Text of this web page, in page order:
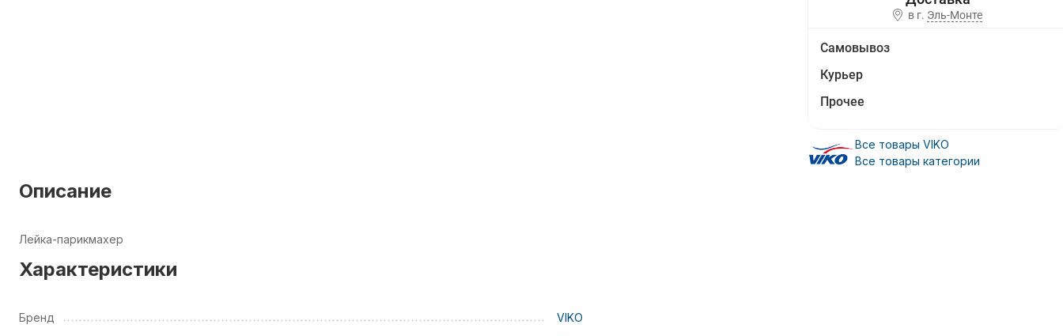
в г. Эль-Монте
Самовывоз
Курьер
Прочее
Все товары VIKO
Все товары категории
Описание
Лейка-парикмахер
Характеристики
Бренд
VIKO